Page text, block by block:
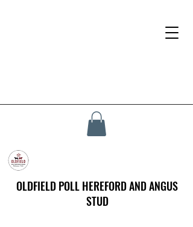
OLDFIELD POLL HEREFORD AND ANGUS
STUD